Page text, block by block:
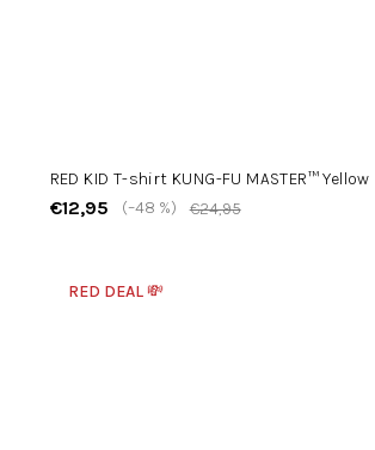
RED KID T-shirt KUNG-FU MASTER™ Yellow
€12,95 €24,95
(–48 %)
RED DEAL 💸